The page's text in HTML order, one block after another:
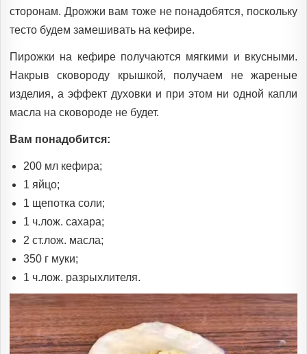
сторонам. Дрожжи вам тоже не понадобятся, поскольку
тесто будем замешивать на кефире.
Пирожки на кефире получаются мягкими и вкусными.
Накрыв сковороду крышкой, получаем не жареные
изделия, а эффект духовки и при этом ни одной капли
масла на сковороде не будет.
Вам понадобится:
200 мл кефира;
1 яйцо;
1 щепотка соли;
1 ч.лож. сахара;
2 ст.лож. масла;
350 г муки;
1 ч.лож. разрыхлителя.